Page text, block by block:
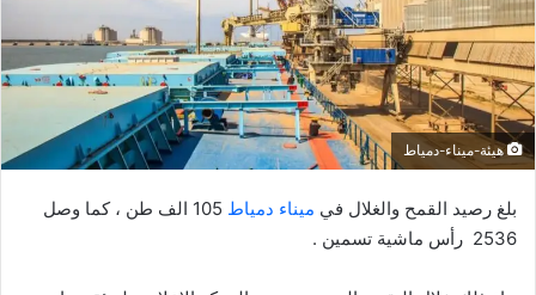
ا
إ
ل
ك
و
ن
هيئة-ميناء-دمياط
بلغ رصيد القمح والغلال في ميناء دمياط الف طن ، كما وصل
2536 رأس ماشية تسمين .